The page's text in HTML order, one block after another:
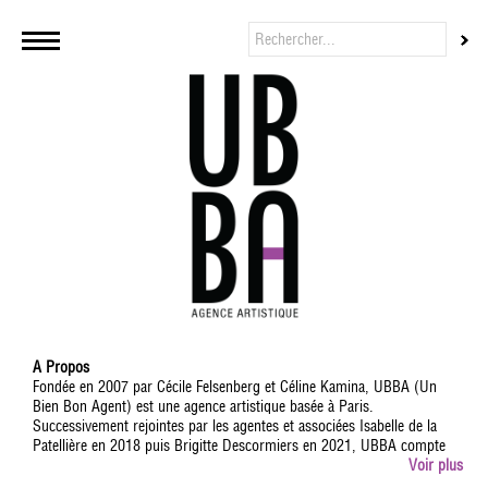
A Propos
Fondée en 2007 par Cécile Felsenberg et Céline Kamina, UBBA (Un
Bien Bon Agent) est une agence artistique basée à Paris.
Successivement rejointes par les agentes et associées Isabelle de la
Patellière en 2018 puis Brigitte Descormiers en 2021, UBBA compte
aujourd'hui 13 agents dont Jean-Baptiste L'Herron, Fanny Minvielle,
Voir plus